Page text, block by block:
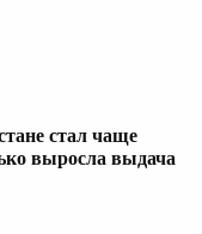
стал чаще
выросла выдача